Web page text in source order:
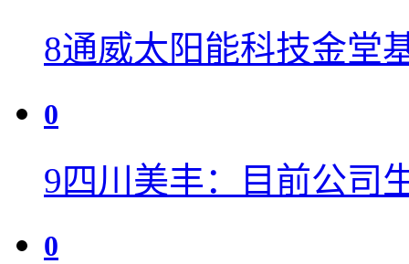
8通威太阳能科技金堂
0
9四川美丰：目前公司
0